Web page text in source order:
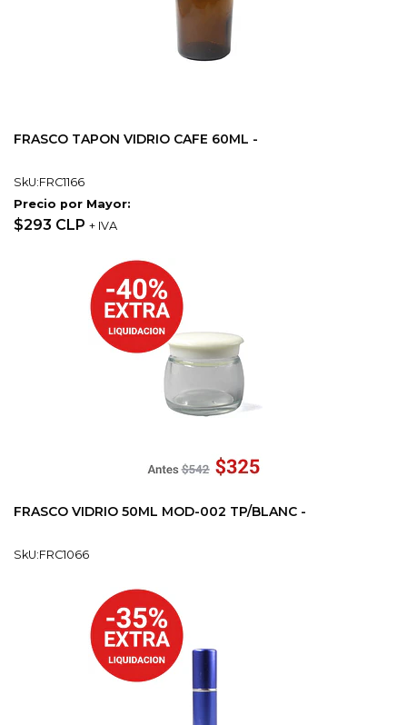
FRASCO TAPON VIDRIO CAFE 60ML -
SkU:FRC1166
Precio por Mayor:
$293 CLP + IVA
FRASCO VIDRIO 50ML MOD-002 TP/BLANC -
SkU:FRC1066